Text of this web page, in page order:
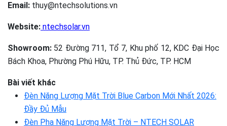
Email: thuy@ntechsolutions.vn
Website: ntechsolar.vn
Showroom: 52 Đường 711, Tổ 7, Khu phố 12, KDC Đại Học
Bách Khoa, Phường Phú Hữu, TP. Thủ Đức, TP. HCM
Bài viết khác
Đèn Năng Lượng Mặt Trời Blue Carbon Mới Nhất 2026:
Đầy Đủ Mẫu
Đèn Pha Năng Lượng Mặt Trời – NTECH SOLAR